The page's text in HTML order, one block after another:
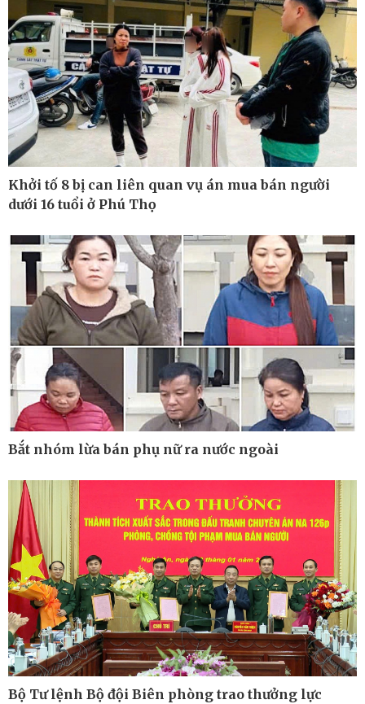
Ô tô - Xe máy
Ô tô
Xe máy
Tư vấn
Doanh nghiệp
Thông tin doanh nghiệp
Doanh nghiệp 24h
Doanh nhân
Vì cộng đồng
Công nghệ
Sành điệu
Tin Công nghệ
Sức khỏe
Dinh dưỡng - món ngon
Cây thuốc
Khởi tố 8 bị can liên quan vụ án mua bán người
dưới 16 tuổi ở Phú Thọ
Bắt nhóm lừa bán phụ nữ ra nước ngoài
Bộ Tư lệnh Bộ đội Biên phòng trao thưởng lực